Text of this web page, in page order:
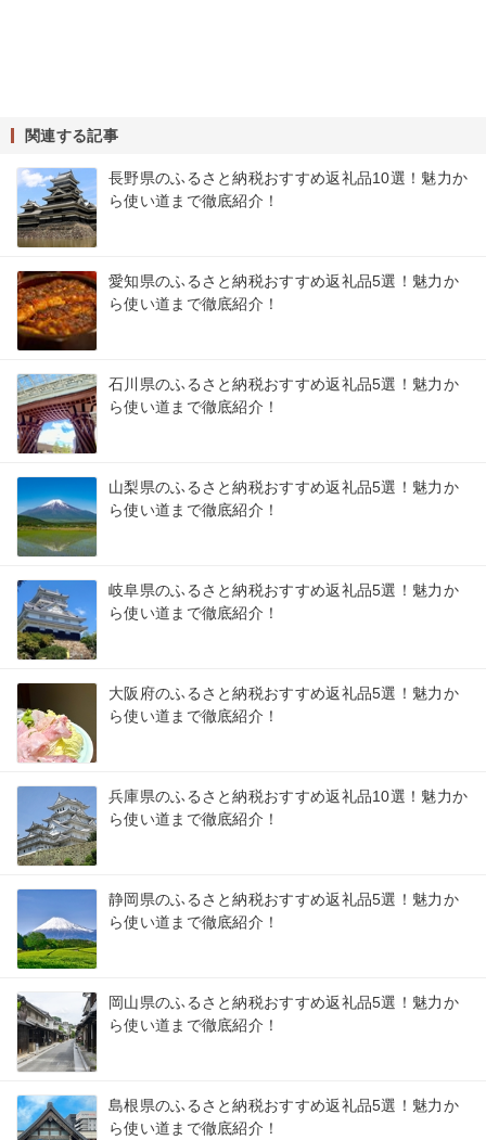
関連する記事
長野県のふるさと納税おすすめ返礼品10選！魅力か
ら使い道まで徹底紹介！
愛知県のふるさと納税おすすめ返礼品5選！魅力か
ら使い道まで徹底紹介！
石川県のふるさと納税おすすめ返礼品5選！魅力か
ら使い道まで徹底紹介！
山梨県のふるさと納税おすすめ返礼品5選！魅力か
ら使い道まで徹底紹介！
岐阜県のふるさと納税おすすめ返礼品5選！魅力か
ら使い道まで徹底紹介！
大阪府のふるさと納税おすすめ返礼品5選！魅力か
ら使い道まで徹底紹介！
兵庫県のふるさと納税おすすめ返礼品10選！魅力か
ら使い道まで徹底紹介！
静岡県のふるさと納税おすすめ返礼品5選！魅力か
ら使い道まで徹底紹介！
岡山県のふるさと納税おすすめ返礼品5選！魅力か
ら使い道まで徹底紹介！
島根県のふるさと納税おすすめ返礼品5選！魅力か
ら使い道まで徹底紹介！